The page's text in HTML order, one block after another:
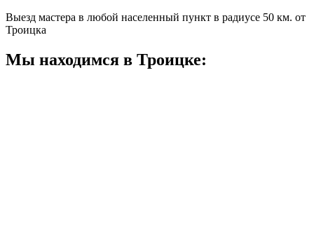
Выезд мастера в любой населенный пункт в радиусе 50 км. от
Троицка
Мы находимся в Троицке: